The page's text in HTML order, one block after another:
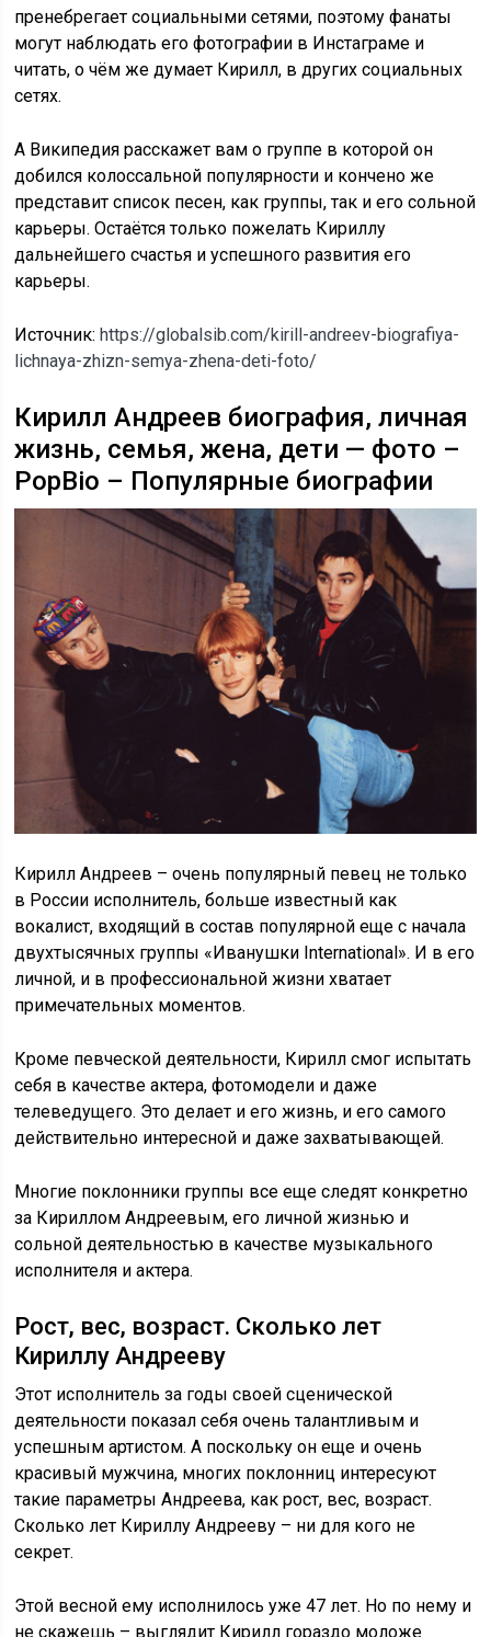
пренебрегает социальными сетями, поэтому фанаты
могут наблюдать его фотографии в Инстаграме и
читать, о чём же думает Кирилл, в других социальных
сетях.
А Википедия расскажет вам о группе в которой он
добился колоссальной популярности и кончено же
представит список песен, как группы, так и его сольной
карьеры. Остаётся только пожелать Кириллу
дальнейшего счастья и успешного развития его
карьеры.
Источник:https://globalsib.com/kirill-andreev-biografiya-
lichnaya-zhizn-semya-zhena-deti-foto/
Кирилл Андреев биография, личная
жизнь, семья, жена, дети — фото –
PopBio – Популярные биографии
Кирилл Андреев – очень популярный певец не только
в России исполнитель, больше известный как
вокалист, входящий в состав популярной еще с начала
двухтысячных группы «Иванушки International». И в его
личной, и в профессиональной жизни хватает
примечательных моментов.
Кроме певческой деятельности, Кирилл смог испытать
себя в качестве актера, фотомодели и даже
телеведущего. Это делает и его жизнь, и его самого
действительно интересной и даже захватывающей.
Многие поклонники группы все еще следят конкретно
за Кириллом Андреевым, его личной жизнью и
сольной деятельностью в качестве музыкального
исполнителя и актера.
Рост, вес, возраст. Сколько лет
Кириллу Андрееву
Этот исполнитель за годы своей сценической
деятельности показал себя очень талантливым и
успешным артистом. А поскольку он еще и очень
красивый мужчина, многих поклонниц интересуют
такие параметры Андреева, как рост, вес, возраст.
Сколько лет Кириллу Андрееву – ни для кого не
секрет.
Этой весной ему исполнилось уже 47 лет. Но по нему и
не скажешь – выглядит Кирилл гораздо моложе